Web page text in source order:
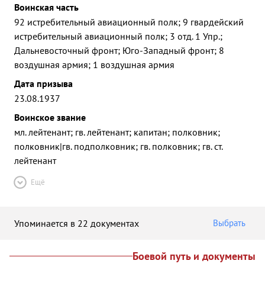
Воинская часть
92 истребительный авиационный полк; 9 гвардейский
истребительный авиационный полк; 3 отд. 1 Упр.;
Дальневосточный фронт; Юго-Западный фронт; 8
воздушная армия; 1 воздушная армия
Дата призыва
23.08.1937
Воинское звание
мл. лейтенант; гв. лейтенант; капитан; полковник;
полковник|гв. подполковник; гв. полковник; гв. ст.
лейтенант
Ещё
Упоминается в 22 документах Выбрать
Боевой путь и документы